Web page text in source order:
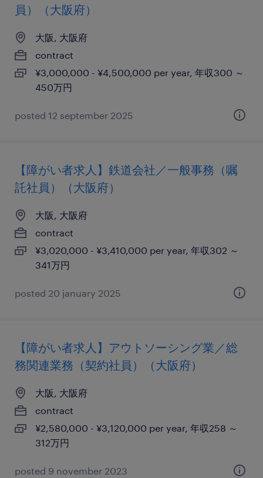
員）（大阪府）
大阪, 大阪府
contract
¥3,000,000 - ¥4,500,000 per year, 年収300 ～
450万円
posted 12 september 2025
【障がい者求人】鉄道会社／一般事務（嘱
託社員）（大阪府）
大阪, 大阪府
contract
¥3,020,000 - ¥3,410,000 per year, 年収302 ～
341万円
posted 20 january 2025
【障がい者求人】アウトソーシング業／総
務関連業務（契約社員）（大阪府）
大阪, 大阪府
contract
¥2,580,000 - ¥3,120,000 per year, 年収258 ～
312万円
posted 9 november 2023